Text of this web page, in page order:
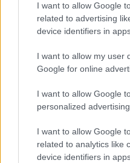
I want to allow Google
related to advertising
device identifiers in
I want to allow my user
Google for online
I want to allow Google
personalized advertising.
I want to allow Google
related to analytics like
device identifiers in
Már látható jelei